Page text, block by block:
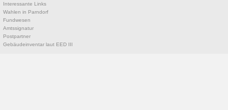
Interessante Links
Wahlen in Parndorf
Fundwesen
Amtssignatur
Postpartner
Gebäudeinventar laut EED III